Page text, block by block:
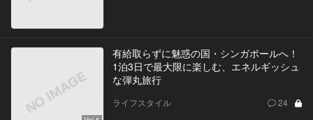
有給取らずに魅惑の国・シンガポールへ！
1泊3日で最大限に楽しむ、エネルギッシュ
な弾丸旅行
ライフスタイル 24